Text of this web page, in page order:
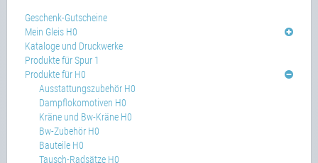
Geschenk-Gutscheine
Mein Gleis H0
Kataloge und Druckwerke
Produkte für Spur 1
Produkte für H0
Ausstattungszubehör H0
Dampflokomotiven H0
Kräne und Bw-Kräne H0
Bw-Zubehör H0
Bauteile H0
Tausch-Radsätze H0